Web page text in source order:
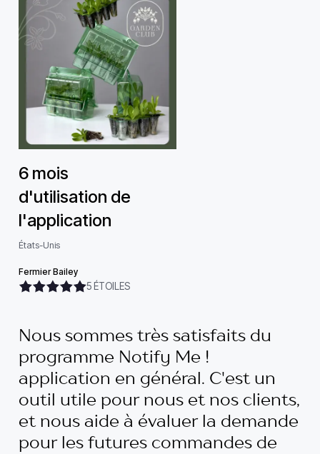
6 mois
d'utilisation de
l'application
États-Unis
Fermier Bailey
5 ÉTOILES
Nous sommes très satisfaits du
programme Notify Me !
application en général. C'est un
outil utile pour nous et nos clients,
et nous aide à évaluer la demande
pour les futures commandes de